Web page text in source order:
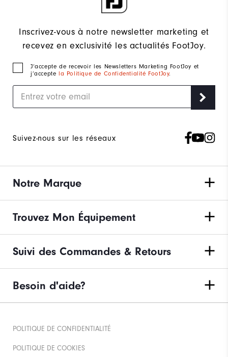
Inscrivez-vous à notre newsletter marketing et
recevez en exclusivité les actualités FootJoy.
J‘accepte de recevoir les Newsletters Marketing FootJoy et
j’accepte la Politique de Confidentialité FootJoy.
Suivez-nous sur les réseaux
Notre Marque
Trouvez Mon Équipement
Suivi des Commandes & Retours
Besoin d'aide?
POLITIQUE DE CONFIDENTIALITÉ
POLITIQUE DE COOKIES